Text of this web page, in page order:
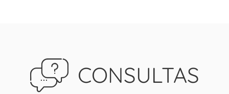
CONSULTAS